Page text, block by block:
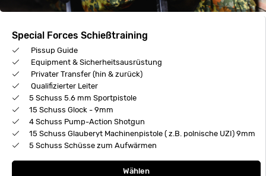
Special Forces Schießtraining
Pissup Guide
Equipment & Sicherheitsausrüstung
Privater Transfer (hin & zurück)
Qualifizierter Leiter
5 Schuss 5.6 mm Sportpistole
15 Schuss Glock - 9mm
4 Schuss Pump-Action Shotgun
15 Schuss Glauberyt Machinenpistole ( z.B. polnische UZI) 9mm
5 Schuss Schüsse zum Aufwärmen
Wählen